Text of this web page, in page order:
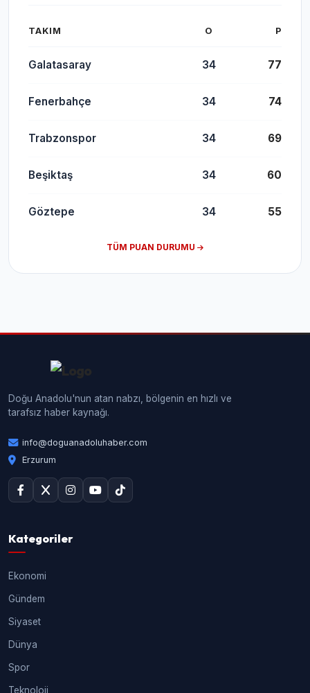
TAKIM O P
Galatasaray 34 77
Fenerbahçe 34 74
Trabzonspor 34 69
Beşiktaş 34 60
Göztepe 34 55
TÜM PUAN DURUMU
Doğu Anadolu'nun atan nabzı, bölgenin en hızlı ve
tarafsız haber kaynağı.
info@doguanadoluhaber.com
Erzurum
Kategoriler
Ekonomi
Gündem
Siyaset
Dünya
Spor
Teknoloji